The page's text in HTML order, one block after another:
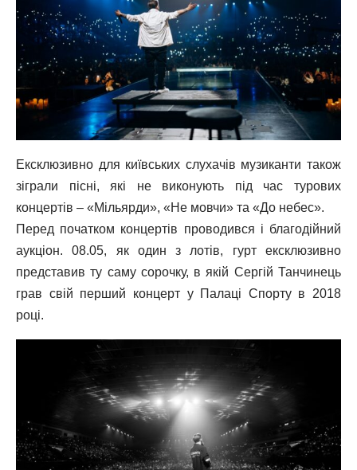
Ексклюзивно для київських слухачів музиканти також
зіграли пісні, які не виконують під час турових
концертів – «Мільярди», «Не мовчи» та «До небес».
Перед початком концертів проводився і благодійний
аукціон. 08.05, як один з лотів, гурт ексклюзивно
представив ту саму сорочку, в якій Сергій Танчинець
грав свій перший концерт у Палаці Спорту в 2018
році.